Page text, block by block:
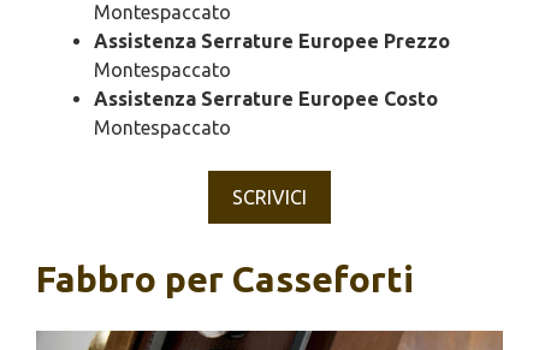
Montespaccato
Assistenza Serrature Europee Prezzo
Montespaccato
Assistenza Serrature Europee Costo
Montespaccato
SCRIVICI
Fabbro per Casseforti